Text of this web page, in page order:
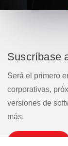
Suscríbase
Será el primero
corporativas,
versiones de
más.